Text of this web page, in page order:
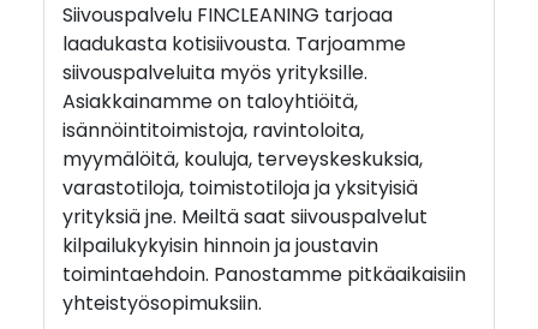
Siivouspalvelu FINCLEANING tarjoaa
laadukasta kotisiivousta. Tarjoamme
siivouspalveluita myös yrityksille.
Asiakkainamme on taloyhtiöitä,
isännöintitoimistoja, ravintoloita,
myymälöitä, kouluja, terveyskeskuksia,
varastotiloja, toimistotiloja ja yksityisiä
yrityksiä jne. Meiltä saat siivouspalvelut
kilpailukykyisin hinnoin ja joustavin
toimintaehdoin. Panostamme pitkäaikaisiin
yhteistyösopimuksiin.